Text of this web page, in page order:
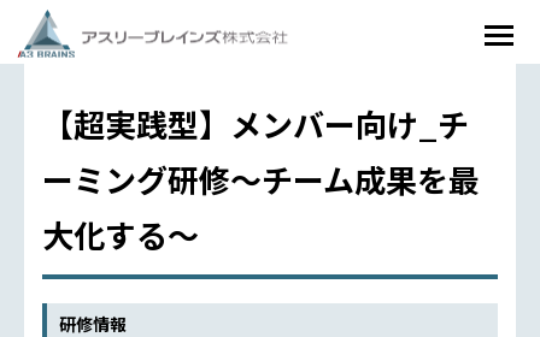
【超実践型】メンバー向け_チ
ーミング研修～チーム成果を最
大化する～
研修情報